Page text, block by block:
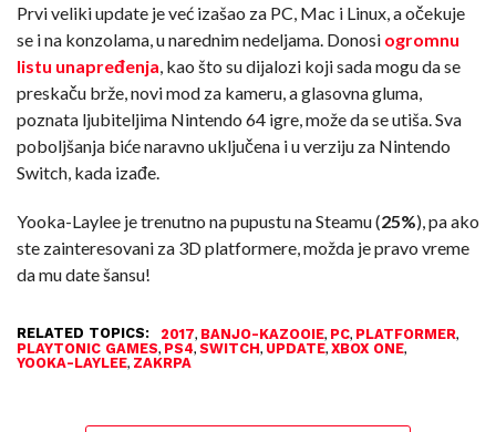
Prvi veliki update je već izašao za PC, Mac i Linux, a očekuje
se i na konzolama, u narednim nedeljama. Donosi ogromnu
listu unapređenja , kao što su dijalozi koji sada mogu da se
preskaču brže, novi mod za kameru, a glasovna gluma,
poznata ljubiteljima Nintendo 64 igre, može da se utiša. Sva
poboljšanja biće naravno uključena i u verziju za Nintendo
Switch, kada izađe.
Yooka-Laylee je trenutno na pupustu na Steamu (25%), pa ako
ste zainteresovani za 3D platformere, možda je pravo vreme
da mu date šansu!
RELATED TOPICS: 2017, BANJO-KAZOOIE, PC, PLATFORMER,
PLAYTONIC GAMES, PS4,SWITCH, UPDATE, XBOX ONE,
YOOKA-LAYLEE, ZAKRPA